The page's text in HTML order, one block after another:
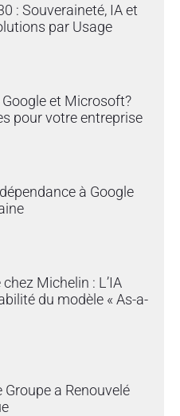
: Souveraineté, IA et
par Usage
et Microsoft?
pour votre entreprise
à Google
Michelin : L’IA
du modèle « As-a-
a Renouvelé